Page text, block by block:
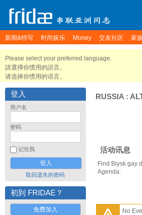
新闻&特写 时尚娱乐 Money 交友社区 家
Please select your preferred language.
請選擇你慣用的語言。
请选择你惯用的语言。
登入
用户名
密码
记住我
取回遗失的密码
初到 FRIDAE？
免费加入
RUSSIA :
活动讯息
Find Biysk gay
Agenda.
No